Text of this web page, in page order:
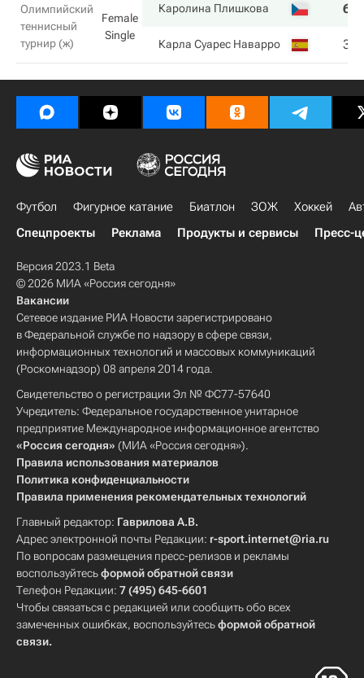
Олимпийский
теннисный
турнир (ж)
Female
Single
Каролина Плишкова 6
Карла Суарес Наварро 3
Футбол Фигурное катание Биатлон ЗОЖ Хоккей
Спецпроекты
Реклама Продукты и сервисы Пресс-
Версия 2023.1 Beta
© 2026 МИА «Россия сегодня»
Вакансии
Сетевое издание РИА Новости зарегистрировано
в Федеральной службе по надзору в сфере связи,
информационных технологий и массовых коммуникаций
(Роскомнадзор) 08 апреля 2014 года.
Свидетельство о регистрации Эл № ФС77-57640
Учредитель: Федеральное государственное унитарное
предприятие Международное информационное агентство
«Россия сегодня» (МИА «Россия сегодня»).
Правила использования материалов
Политика конфиденциальности
Правила применения рекомендательных технологий
Главный редактор: Гаврилова А.В.
Адрес электронной почты Редакции: r-sport.internet@ria.ru
По вопросам размещения пресс-релизов и рекламы
воспользуйтесьформой обратной связи
Телефон Редакции: 7 (495) 645-6601
Чтобы связаться с редакцией или сообщить обо всех
замеченных ошибках, воспользуйтесьформой обратной
связи.